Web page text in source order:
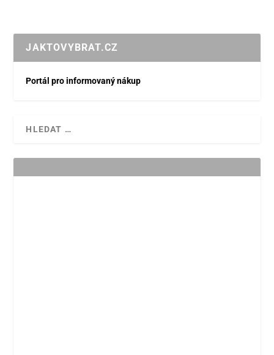
JAKTOVYBRAT.CZ
Portál pro informovaný nákup